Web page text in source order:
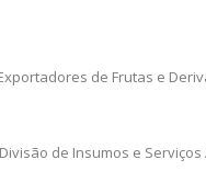
de Frutas e
de Insumos e